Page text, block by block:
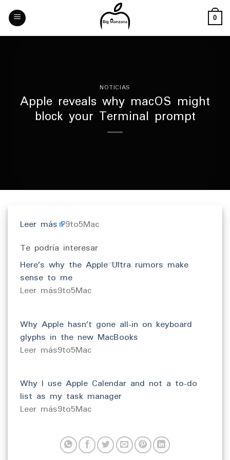
Skip
content
0
NOTICIAS
Apple reveals why macOS might
block your Terminal prompt
Leer más 9to5Mac
Te podría interesar
Here’s why the Apple Ultra rumors make
sense to me
​Leer más9to5Mac
Why Apple hasn’t gone all-in on keyboard
glyphs in the new MacBooks
​Leer más9to5Mac
Why I use Apple Calendar and not a to-do
list as my task manager
​Leer más9to5Mac